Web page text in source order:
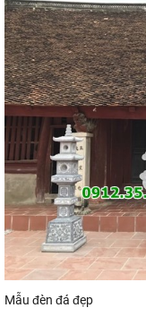
Mẫu đèn đá đẹp